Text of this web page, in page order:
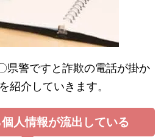
県警ですと詐欺の電話が掛か
紹介していきます。
人情報が流出している